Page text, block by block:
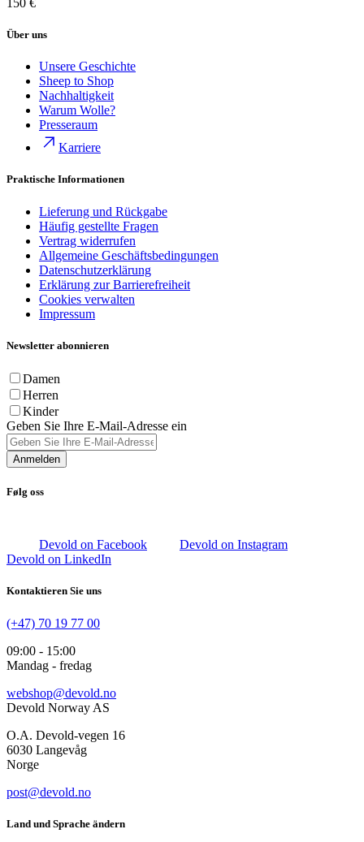
Über uns
Unsere Geschichte
Sheep to Shop
Nachhaltigkeit
Warum Wolle?
Presseraum
Karriere
Praktische Informationen
Lieferung und Rückgabe
Häufig gestellte Fragen
Vertrag widerrufen
Allgemeine Geschäftsbedingungen
Datenschutzerklärung
Erklärung zur Barrierefreiheit
Cookies verwalten
Impressum
Newsletter abonnieren
Damen
Herren
Kinder
Geben Sie Ihre E-Mail-Adresse ein
Anmelden
Følg oss
Devold on Facebook
Devold on Instagram
Devold on LinkedIn
Kontaktieren Sie uns
(+47) 70 19 77 00
09:00 - 15:00
Mandag - fredag
webshop@devold.no
Devold Norway AS
O.A. Devold-vegen 16
6030 Langevåg
Norge
post@devold.no
Land und Sprache ändern